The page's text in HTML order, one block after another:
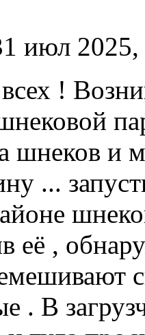
июл 2025,
!
шнеков и
...
её ,
. В